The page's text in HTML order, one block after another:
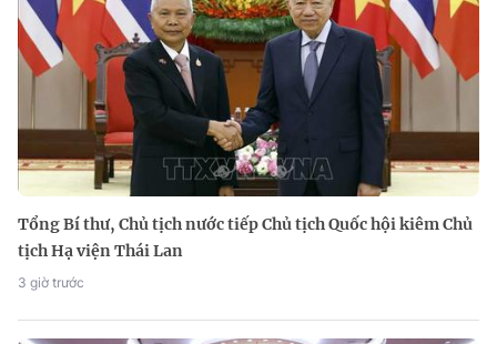
Tổng Bí thư, Chủ tịch nước tiếp Chủ tịch Quốc hội kiêm Chủ
tịch Hạ viện Thái Lan
3 giờ trước